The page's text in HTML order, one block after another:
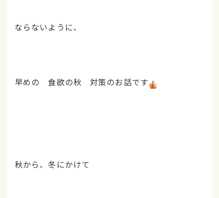
ならないように、
早めの 食欲の秋 対策のお話です
秋から、冬にかけて